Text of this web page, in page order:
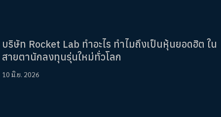
บริษัท Rocket Lab ทำอะไร ทำไมถึงเป็นหุ้นยอดฮิต ใน
สายตานักลงทุนรุ่นใหม่ทั่วโลก
10 มิ.ย. 2026